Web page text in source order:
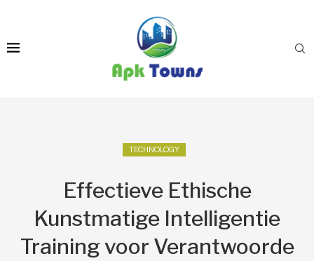
TECHNOLOGY
Effectieve Ethische
Kunstmatige Intelligentie
Training voor Verantwoorde